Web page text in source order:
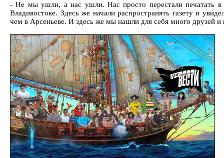
- Не мы ушли, а нас ушли. Нас просто перестали печатать в
Владивостоке. Здесь же начали распространять газету и
чем в Арсеньеве. И здесь же мы нашли для себя много друзей и